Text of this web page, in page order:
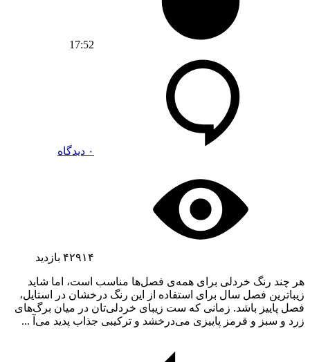
17:52
۰ دیدگاه
۴۲۹۱۴ بازدید
هر چند رنگ خردلی برای همه‌ی فصل‌ها مناسب است، اما شاید
زیباترین فصل سال برای استفاده از این رنگ درخشان در استایل،
فصل پاییز باشد. زمانی که ست زیبای خردلی‌تان در میان برگ‌های
زرد و سبز و قرمز پاییزی می‌درخشد و ترکیبی جذاب پدید می‌آ ...